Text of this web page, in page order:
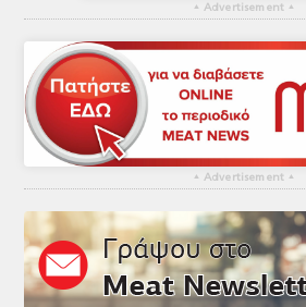
▴ Advertisement ▴
▴ Advertisement ▴